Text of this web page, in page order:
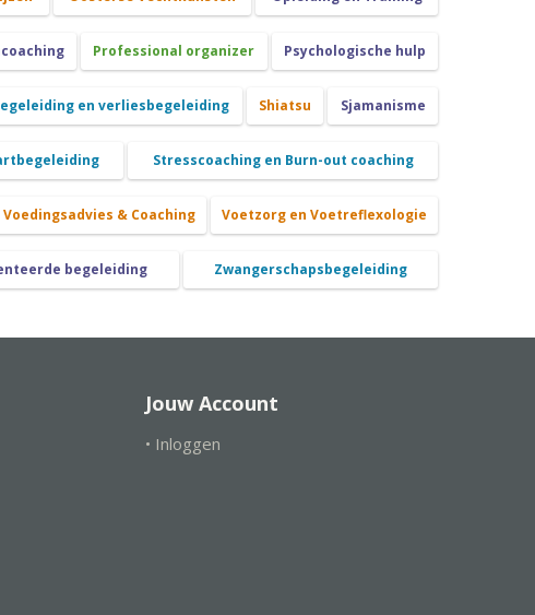
Professional organizer Psychologische hulp
en verliesbegeleiding Shiatsu Sjamanisme
Stresscoaching en Burn-out coaching
Voedingsadvies & Coaching Voetzorg en Voetreflexologie
begeleiding Zwangerschapsbegeleiding
Jouw Account
• Inloggen